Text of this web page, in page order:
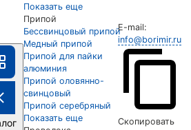
Показать еще
Припой
Бессвинцовый припой
Медный припой
Припой для пайки
алюминия
Припой оловянно-
свинцовый
Припой серебряный
Показать еще
E-mail:
info@borimir.ru
Скопировать